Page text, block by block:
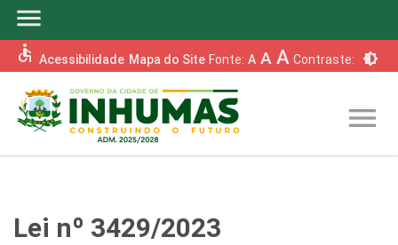
menu
accessible Acessibilidade Mapa do Site Fonte: A A A Contraste: brightness_6
menu
Lei nº 3429/2023